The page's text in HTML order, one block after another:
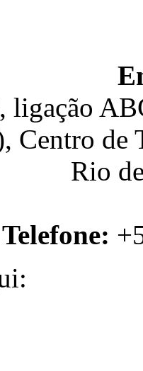
ligação
Centro de
Rio
Telefone: